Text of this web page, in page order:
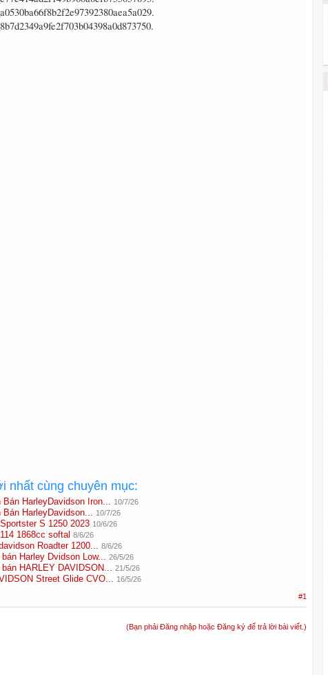
nhất cùng chuyên mục:
Bán HarleyDavidson Iron... 10/7/26
Bán HarleyDavidson... 10/7/26
S 1250 2023 10/6/26
1868cc softal 8/6/26
Roadter 1200... 8/6/26
Harley Dvidson Low... 26/5/26
HARLEY DAVIDSON... 21/5/26
Street Glide CVO... 16/5/26
#1
(Bạn phải Đăng nhập hoặc Đăng ký để trả lời bài viết.)